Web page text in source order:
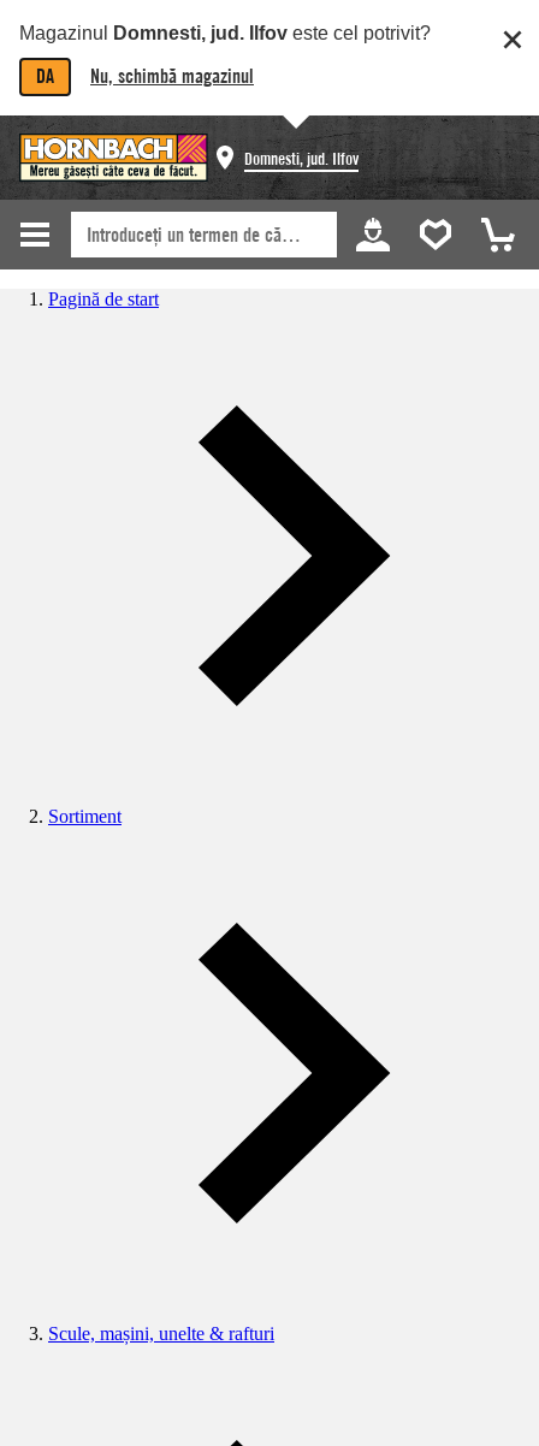
Magazinul Domnesti, jud. Ilfov este cel potrivit?
DA Nu, schimbă magazinul
Domnesti, jud. Ilfov
Pagină de start
Sortiment
Scule, mașini, unelte & rafturi